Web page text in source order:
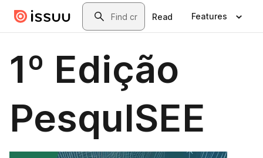
Skip to main contentSearch
Read Features
1º Edição
PesquISEE